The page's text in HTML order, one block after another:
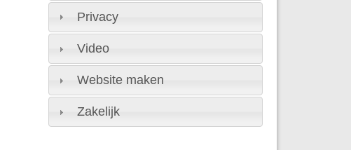
Privacy
Video
Website maken
Zakelijk